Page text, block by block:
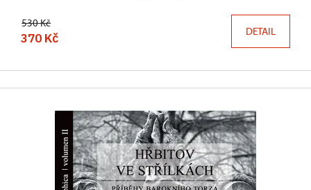
530 Kč
370 Kč DETAIL